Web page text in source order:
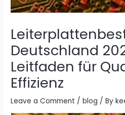
Deutschland
Leitfaden für
Effizienz
Leave a Comment /blog / By